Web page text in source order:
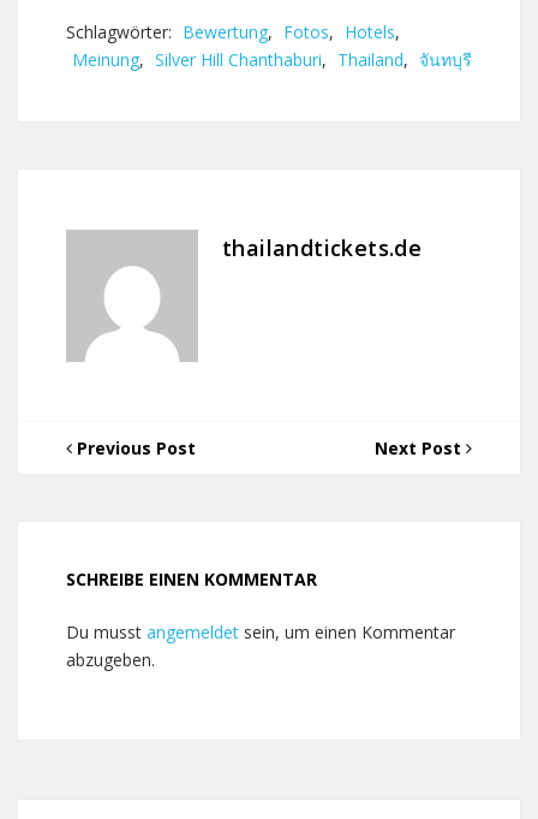
Schlagwörter: Bewertung, Fotos, Hotels,
Meinung, Silver Hill Chanthaburi, Thailand, จันทบุรี
thailandtickets.de
Previous Post Next Post
SCHREIBE EINEN KOMMENTAR
Du musst angemeldet sein, um einen Kommentar
abzugeben.